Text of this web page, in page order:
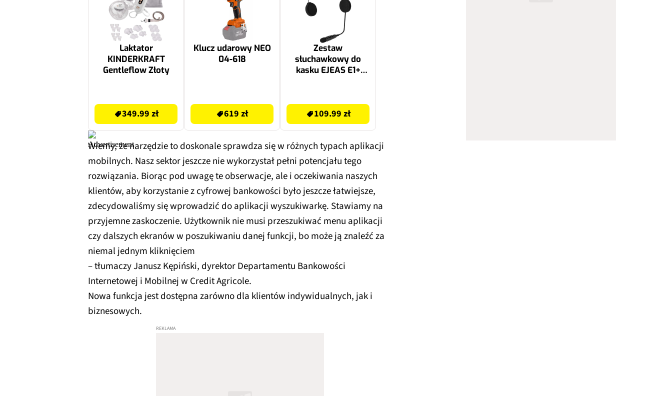
Laktator
KINDERKRAFT
Gentleflow Złoty
349.99 zł
Klucz udarowy NEO
04-618
619 zł
Zestaw
słuchawkowy do
kasku EJEAS E1+
109.99 zł
Wiemy, że narzędzie to doskonale sprawdza się w różnych typach aplikacji
mobilnych. Nasz sektor jeszcze nie wykorzystał pełni potencjału tego
rozwiązania. Biorąc pod uwagę te obserwacje, ale i oczekiwania naszych
klientów, aby korzystanie z cyfrowej bankowości było jeszcze łatwiejsze,
zdecydowaliśmy się wprowadzić do aplikacji wyszukiwarkę. Stawiamy na
przyjemne zaskoczenie. Użytkownik nie musi przeszukiwać menu aplikacji
czy dalszych ekranów w poszukiwaniu danej funkcji, bo może ją znaleźć za
niemal jednym kliknięciem
– tłumaczy Janusz Kępiński, dyrektor Departamentu Bankowości
Internetowej i Mobilnej w Credit Agricole.
Nowa funkcja jest dostępna zarówno dla klientów indywidualnych, jak i
biznesowych.